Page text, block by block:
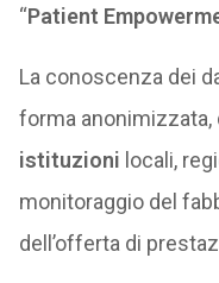
“Patient
La conoscenza dei
forma anonimizzata,
istituzioni locali,
monitoraggio del
dell’offerta di